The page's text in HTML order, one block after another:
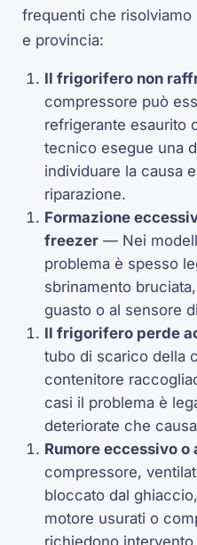
frequenti che risolviamo
e provincia:
Il frigorifero non
compressore può
refrigerante esaurito
tecnico esegue una
individuare la causa
riparazione.
Formazione
freezer — Nei
problema è spesso
sbrinamento
guasto o al sensore
Il frigorifero perde
tubo di scarico della
contenitore
casi il problema è
deteriorate che
Rumore eccessivo o
compressore,
bloccato dal
motore usurati o